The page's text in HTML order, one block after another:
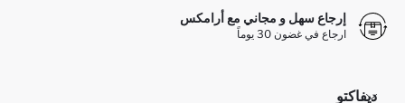
إرجاع سهل و مجاني مع أرامكس
ارجاع في غضون 30 يوماً
ديفاكتو